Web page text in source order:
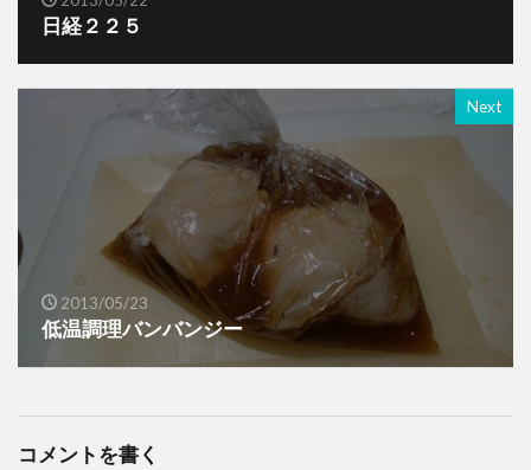
日経２２５
Next
2013/05/23
低温調理バンバンジー
コメントを書く